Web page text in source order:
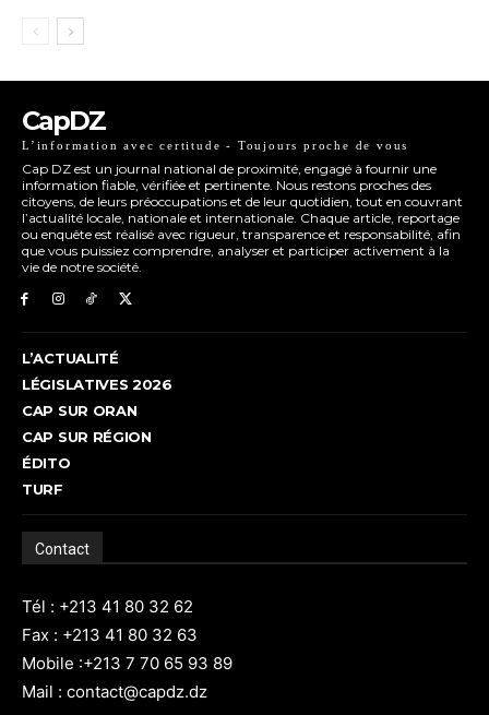
CapDZ
L’information avec certitude - Toujours proche de vous
Cap DZ est un journal national de proximité, engagé à fournir une
information fiable, vérifiée et pertinente. Nous restons proches des
citoyens, de leurs préoccupations et de leur quotidien, tout en couvrant
l’actualité locale, nationale et internationale. Chaque article, reportage
ou enquête est réalisé avec rigueur, transparence et responsabilité, afin
que vous puissiez comprendre, analyser et participer activement à la
vie de notre société.
L’ACTUALITÉ
LÉGISLATIVES 2026
CAP SUR ORAN
CAP SUR RÉGION
ÉDITO
TURF
Contact
Tél : +213 41 80 32 62
Fax : +213 41 80 32 63
Mobile :+213 7 70 65 93 89
Mail : contact@capdz.dz